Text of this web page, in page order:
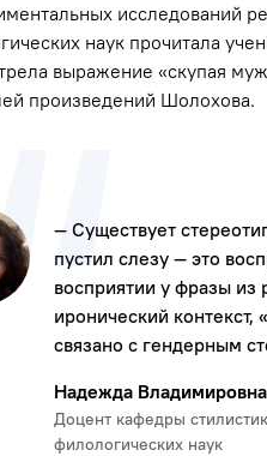
исследований
наук прочитала
выражение «скупая
произведений Шолохова.
— Существует
пустил слезу — это
восприятии у фразы из
иронический
связано с гендерным
Надежда
Доцент кафедры
филологических наук